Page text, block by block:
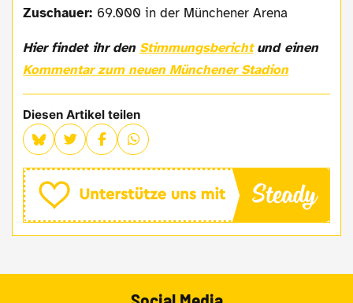
Zuschauer: 69.000 in der Münchener Arena
Hier findet ihr den Stimmungsberichtund einen
Kommentar zum neuen Münchener Stadion
Diesen Artikel teilen